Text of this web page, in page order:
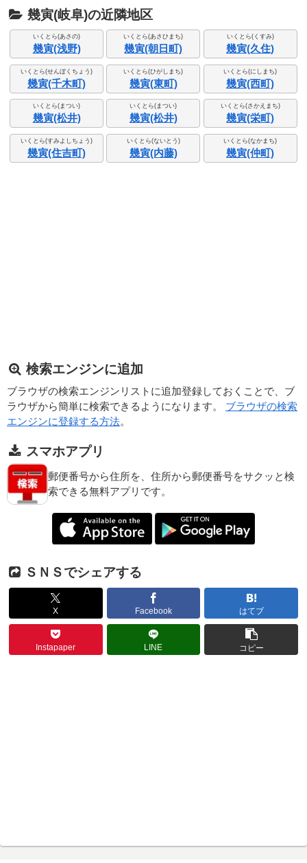
幾寅(岐阜)の近隣地区
いくとら(あさの)
幾寅(浅野)
いくとら(あさひまち)
幾寅(朝日町)
いくとら(くすみ)
幾寅(久住)
いくとら(せんぼくちょう)
幾寅(千木町)
いくとら(ひがしまち)
幾寅(東町)
いくとら(にしまち)
幾寅(西町)
いくとら(まつい)
幾寅(松井)
いくとら(まつい)
幾寅(松井)
いくとら(さかえまち)
幾寅(栄町)
いくとら(すみよしちょう)
幾寅(住吉町)
いくとら(ないとう)
幾寅(内藤)
いくとら(なかまち)
幾寅(仲町)
検索エンジンに追加
ブラウザの検索エンジンリストに追加登録しておくことで、ブ
ラウザから簡単に検索できるようになります。 ブラウザの検索
エンジンに登録する方法。
スマホアプリ
郵便番号から住所を、住所から郵便番号をサクッと検
索できる無料アプリです。
ＳＮＳでシェアする
X Facebook はてブ
Instapaper LINE コピー